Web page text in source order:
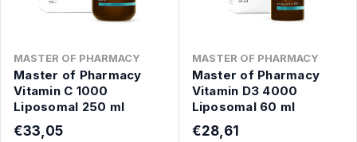
MASTER OF PHARMACY
Master of Pharmacy
Vitamin C 1000
Liposomal 250 ml
€33,05
MASTER OF PHARMACY
Master of Pharmacy
Vitamin D3 4000
Liposomal 60 ml
€28,61